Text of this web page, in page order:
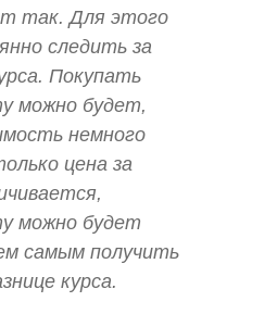
так. Для этого
следить за
Покупать
можно будет,
немного
цена за
можно будет
самым получить
курса.